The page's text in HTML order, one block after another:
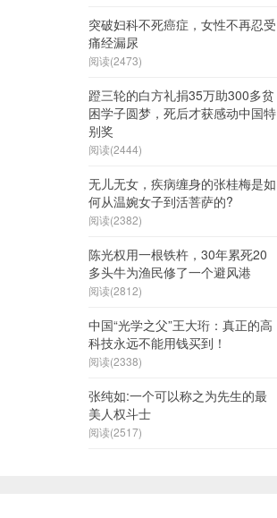
突破妇科不死癌症，女性不再忍受
痛经漏尿
阅读(2473)
蹬三轮的白方礼捐35万助300多贫
困学子圆梦，死后才获感动中国特
别奖
阅读(2444)
无儿无女，疾病缠身的张桂梅是如
何从温婉女子到活菩萨的?
阅读(2382)
陈光权用一根铁杵，30年累死20
多头牛为渔民修了一个避风港
阅读(2812)
中国“光学之父”王大珩：真正的高
科技永远不能用钱买到！
阅读(2338)
张纯如:一个可以称之为先生的最
美人权斗士
阅读(2517)